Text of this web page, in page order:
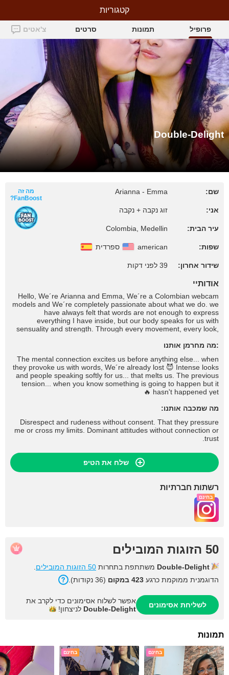
Double-Delight
פרופיל תמונות סרטים צ'אטים
Double-Delight
שם: Arianna - Emma
אני: זוג נקבה + נקבה
עיר הבית: Colombia, Medellin
שפות: american ספרדית
שידור אחרון: 39 לפני דקות
מה זה
FanBoost?
אודותיי
Hello, We´re Arianna and Emma, We´re a Colombian webcam
models and We´re completely passionate about what we do. we
have always felt that words are not enough to express
everything I have inside, but our body speaks for us with
sensuality and strength. Through every movement, every look,
words what we feel, but when you connect with us, you will feel
will give you our loyalty, our love and everything We´re, because
for us, true connection goes beyond the superficial.
:מה מחרמן אותנו
The mental connection excites us before anything else... when
they provoke us with words, We´re already lost 😈 Intense looks
and people speaking softly for us... that melts us. The previous
tension... when you know something is going to happen but it
hasn't happened yet 🔥
מה שמכבה אותנו:
Disrespect and rudeness without consent. That they pressure
me or cross my limits. Dominant attitudes without connection or
trust.
שלח את הטיפ
רשתות חברתיות
בחינם
50 הזוגות המובילים
Double-Delight משתתפת בתחרות 50 הזוגות המובילים
הדוגמנית ממוקמת כרגע 423 במקום (36 נקודות).
לשליחת אסימונים
אפשר לשלוח אסימונים כדי לקרב את
Double-Delight לניצחון!
תמונות
בחינם בחינם
קטגוריות